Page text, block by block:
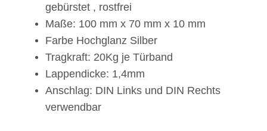
gebürstet , rostfrei
Maße: 100 mm x 70 mm x 10 mm
Farbe Hochglanz Silber
Tragkraft: 20Kg je Türband
Lappendicke: 1,4mm
Anschlag: DIN Links und DIN Rechts
verwendbar